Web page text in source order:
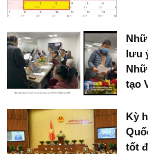
lưu
tạo
Kỳ
tốt